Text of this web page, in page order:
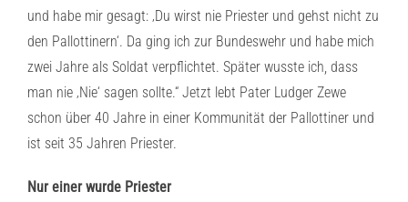
und habe mir gesagt: ‚Du wirst nie Priester und gehst nicht zu
den Pallottinern‘. Da ging ich zur Bundeswehr und habe mich
zwei Jahre als Soldat verpflichtet. Später wusste ich, dass
man nie ‚Nie‘ sagen sollte.“ Jetzt lebt Pater Ludger Zewe
schon über 40 Jahre in einer Kommunität der Pallottiner und
ist seit 35 Jahren Priester.
Nur einer wurde Priester